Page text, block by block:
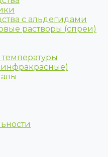
с альдегидами
растворы (спреи)